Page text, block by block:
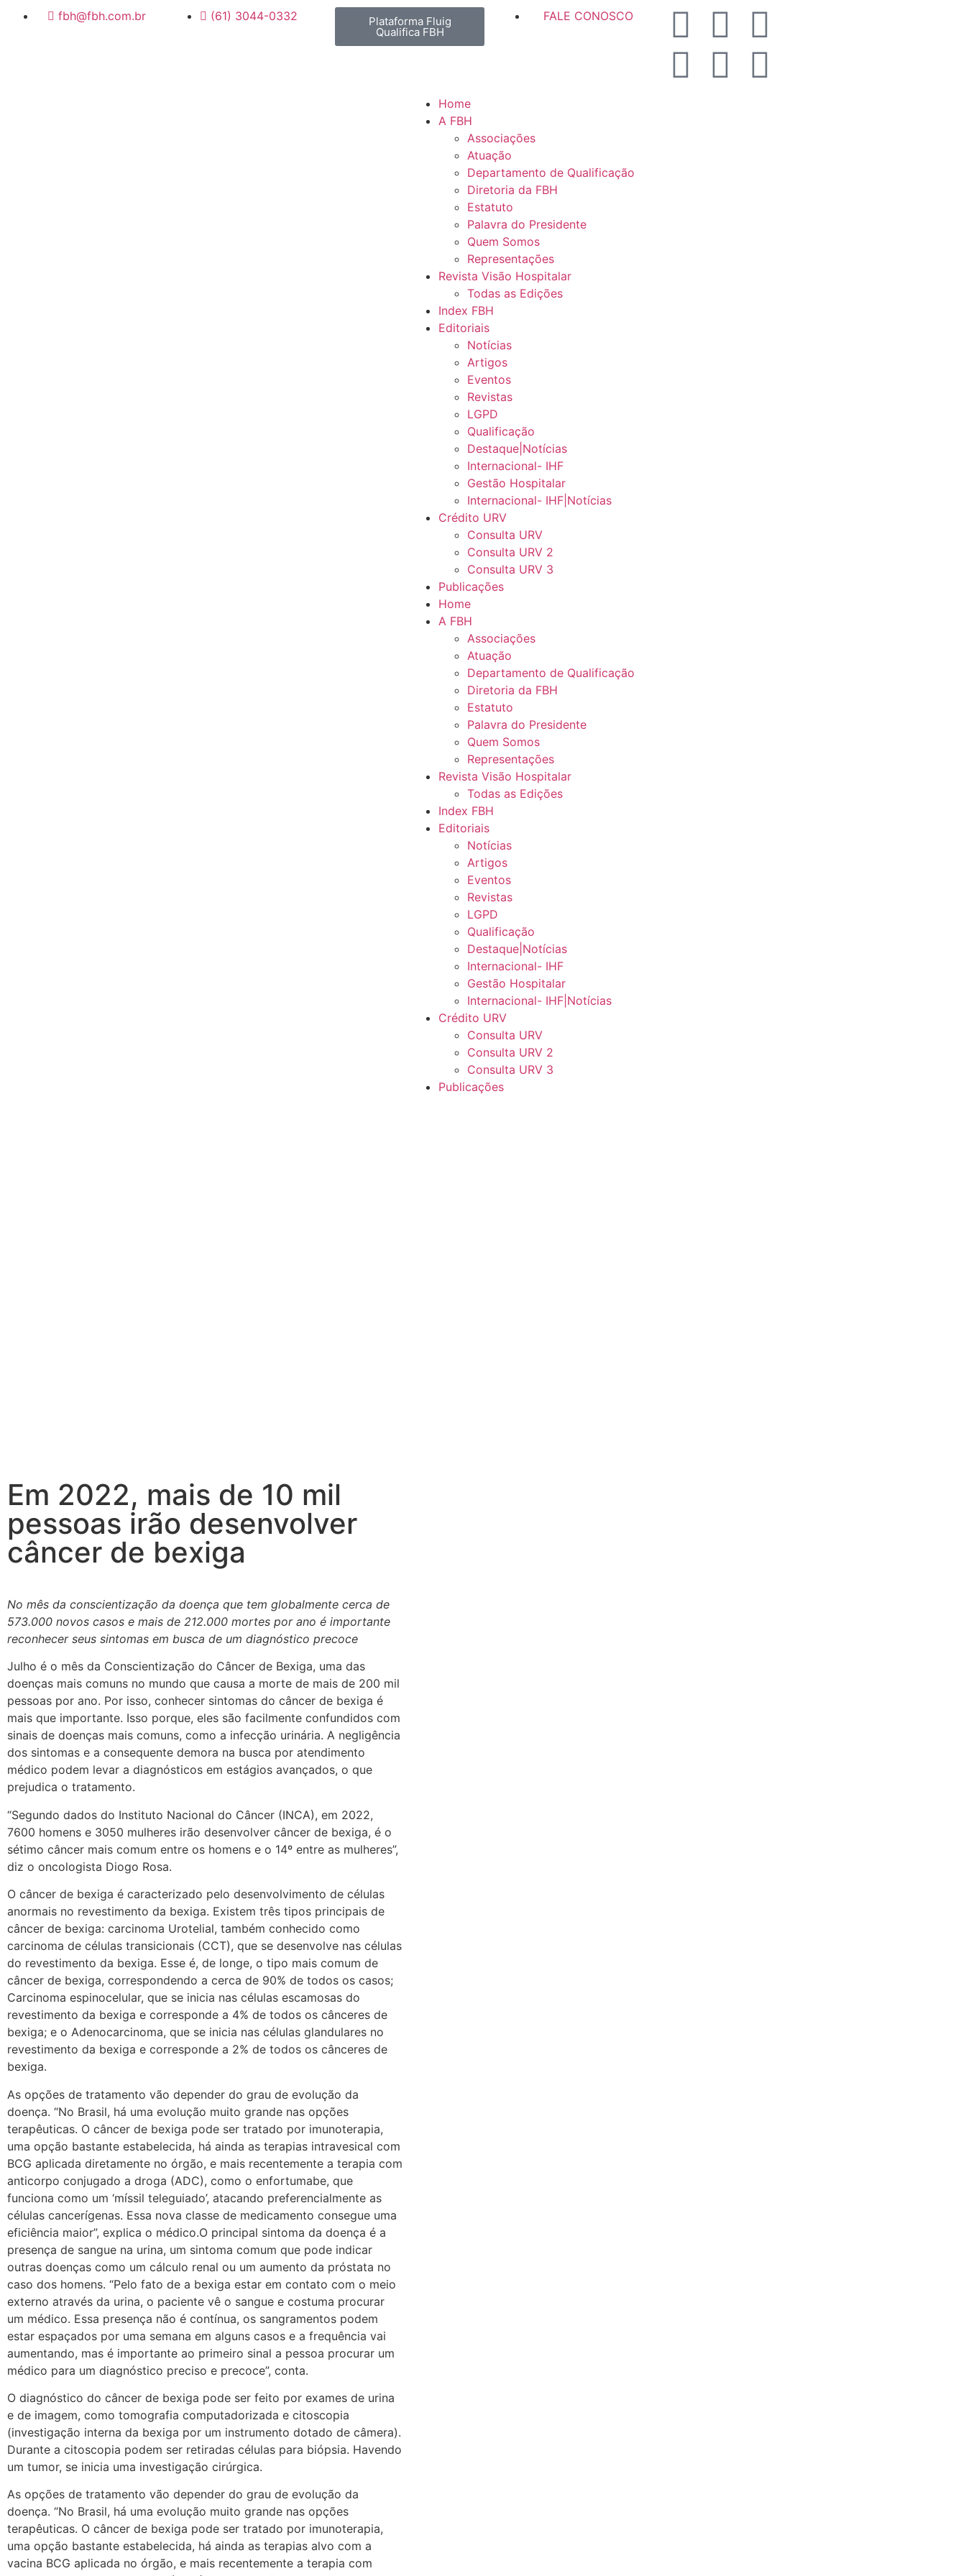
fbh@fbh.com.br (61) 3044-0332 Plataforma Fluig
Qualifica FBH
FALE CONOSCO
Home
A FBH
Associações
Atuação
Departamento de Qualificação
Diretoria da FBH
Estatuto
Palavra do Presidente
Quem Somos
Representações
Revista Visão Hospitalar
Todas as Edições
Index FBH
Editoriais
Notícias
Artigos
Eventos
Revistas
LGPD
Qualificação
Destaque|Notícias
Internacional- IHF
Gestão Hospitalar
Internacional- IHF|Notícias
Crédito URV
Consulta URV
Consulta URV 2
Consulta URV 3
Publicações
Home
A FBH
Associações
Atuação
Departamento de Qualificação
Diretoria da FBH
Estatuto
Palavra do Presidente
Quem Somos
Representações
Revista Visão Hospitalar
Todas as Edições
Index FBH
Editoriais
Notícias
Artigos
Eventos
Revistas
LGPD
Qualificação
Destaque|Notícias
Internacional- IHF
Gestão Hospitalar
Internacional- IHF|Notícias
Crédito URV
Consulta URV
Consulta URV 2
Consulta URV 3
Publicações
Em 2022, mais de 10 mil
pessoas irão desenvolver
câncer de bexiga
No mês da conscientização da doença que tem globalmente cerca de
573.000 novos casos e mais de 212.000 mortes por ano é importante
reconhecer seus sintomas em busca de um diagnóstico precoce
Julho é o mês da Conscientização do Câncer de Bexiga, uma das
doenças mais comuns no mundo que causa a morte de mais de 200 mil
pessoas por ano. Por isso, conhecer sintomas do câncer de bexiga é
mais que importante. Isso porque, eles são facilmente confundidos com
sinais de doenças mais comuns, como a infecção urinária. A negligência
dos sintomas e a consequente demora na busca por atendimento
médico podem levar a diagnósticos em estágios avançados, o que
prejudica o tratamento.
“Segundo dados do Instituto Nacional do Câncer (INCA), em 2022,
7600 homens e 3050 mulheres irão desenvolver câncer de bexiga, é o
sétimo câncer mais comum entre os homens e o 14º entre as mulheres”,
diz o oncologista Diogo Rosa.
O câncer de bexiga é caracterizado pelo desenvolvimento de células
anormais no revestimento da bexiga. Existem três tipos principais de
câncer de bexiga: carcinoma Urotelial, também conhecido como
carcinoma de células transicionais (CCT), que se desenvolve nas células
do revestimento da bexiga. Esse é, de longe, o tipo mais comum de
câncer de bexiga, correspondendo a cerca de 90% de todos os casos;
Carcinoma espinocelular, que se inicia nas células escamosas do
revestimento da bexiga e corresponde a 4% de todos os cânceres de
bexiga; e o Adenocarcinoma, que se inicia nas células glandulares no
revestimento da bexiga e corresponde a 2% de todos os cânceres de
bexiga.
As opções de tratamento vão depender do grau de evolução da
doença. “No Brasil, há uma evolução muito grande nas opções
terapêuticas. O câncer de bexiga pode ser tratado por imunoterapia,
uma opção bastante estabelecida, há ainda as terapias intravesical com
BCG aplicada diretamente no órgão, e mais recentemente a terapia com
anticorpo conjugado a droga (ADC), como o enfortumabe, que
funciona como um ‘míssil teleguiado’, atacando preferencialmente as
células cancerígenas. Essa nova classe de medicamento consegue uma
eficiência maior”, explica o médico.O principal sintoma da doença é a
presença de sangue na urina, um sintoma comum que pode indicar
outras doenças como um cálculo renal ou um aumento da próstata no
caso dos homens. “Pelo fato de a bexiga estar em contato com o meio
externo através da urina, o paciente vê o sangue e costuma procurar
um médico. Essa presença não é contínua, os sangramentos podem
estar espaçados por uma semana em alguns casos e a frequência vai
aumentando, mas é importante ao primeiro sinal a pessoa procurar um
médico para um diagnóstico preciso e precoce”, conta.
O diagnóstico do câncer de bexiga pode ser feito por exames de urina
e de imagem, como tomografia computadorizada e citoscopia
(investigação interna da bexiga por um instrumento dotado de câmera).
Durante a citoscopia podem ser retiradas células para biópsia. Havendo
um tumor, se inicia uma investigação cirúrgica.
As opções de tratamento vão depender do grau de evolução da
doença. “No Brasil, há uma evolução muito grande nas opções
terapêuticas. O câncer de bexiga pode ser tratado por imunoterapia,
uma opção bastante estabelecida, há ainda as terapias alvo com a
vacina BCG aplicada no órgão, e mais recentemente a terapia com